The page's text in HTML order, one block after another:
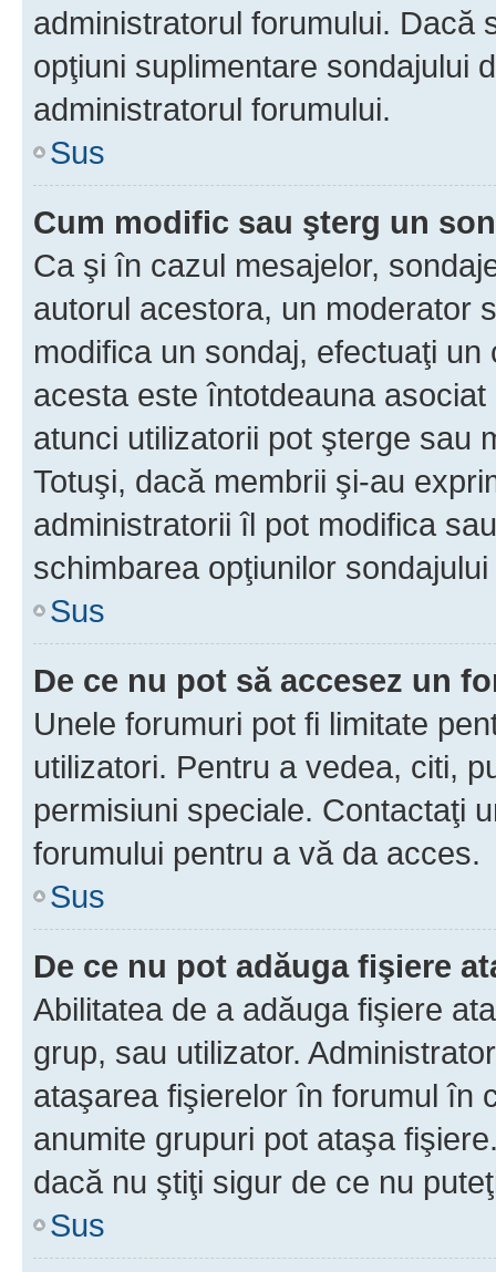
administratorul forumului. Dacă
opţiuni suplimentare sondajului
administratorul forumului.
Sus
Cum modific sau şterg un
Ca şi în cazul mesajelor,
autorul acestora, un moderator
modifica un sondaj, efectuaţi
acesta este întotdeauna
atunci utilizatorii pot şterge sau
Totuşi, dacă membrii şi-au
administratorii îl pot modifica
schimbarea opţiunilor
Sus
De ce nu pot să accesez un
Unele forumuri pot fi limitate
utilizatori. Pentru a vedea, citi,
permisiuni speciale. Contactaţi
forumului pentru a vă da acces.
Sus
De ce nu pot adăuga fişiere
Abilitatea de a adăuga fişiere
grup, sau utilizator.
ataşarea fişierelor în forumul în
anumite grupuri pot ataşa
dacă nu ştiţi sigur de ce nu
Sus